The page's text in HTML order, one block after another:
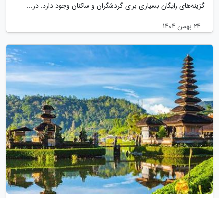
گزینه‌های رایگان بسیاری برای گردشگران و ساکنان وجود دارد. در...
24 بهمن 1404